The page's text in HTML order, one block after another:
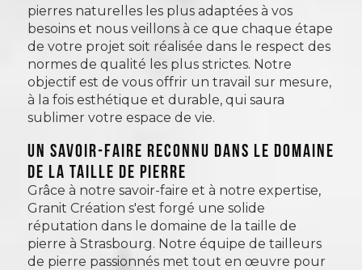
pierres naturelles les plus adaptées à vos
besoins et nous veillons à ce que chaque étape
de votre projet soit réalisée dans le respect des
normes de qualité les plus strictes. Notre
objectif est de vous offrir un travail sur mesure,
à la fois esthétique et durable, qui saura
sublimer votre espace de vie.
Un savoir-faire reconnu dans le domaine
de la taille de pierre
Grâce à notre savoir-faire et à notre expertise,
Granit Création s'est forgé une solide
réputation dans le domaine de la taille de
pierre à Strasbourg. Notre équipe de tailleurs
de pierre passionnés met tout en œuvre pour